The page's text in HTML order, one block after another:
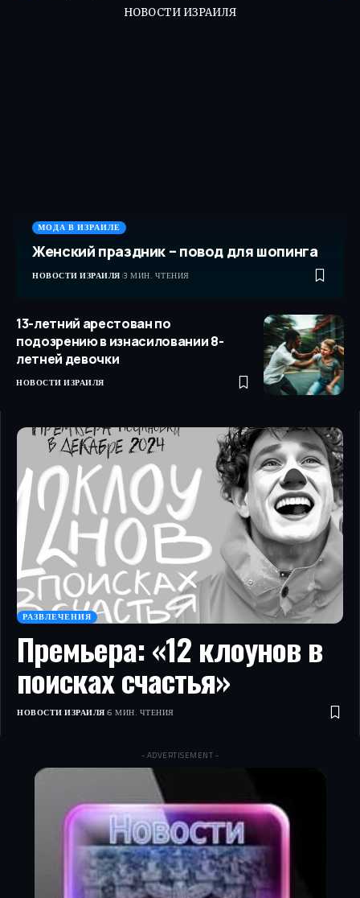
НОВОСТИ ИЗРАИЛЯ
МОДА В ИЗРАИЛЕ
Женский праздник – повод для шопинга
НОВОСТИ ИЗРАИЛЯ 3 МИН. ЧТЕНИЯ
13-летний арестован по
подозрению в изнасиловании 8-
летней девочки
НОВОСТИ ИЗРАИЛЯ
РАЗВЛЕЧЕНИЯ
Премьера: «12 клоунов в
поисках счастья»
НОВОСТИ ИЗРАИЛЯ 6 МИН. ЧТЕНИЯ
- ADVERTISEMENT -